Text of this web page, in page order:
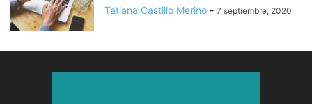
Tatiana Castillo Merino - 7 septiembre, 2020